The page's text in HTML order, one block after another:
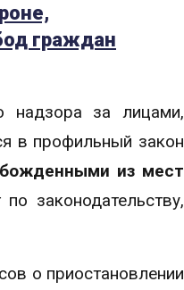
граждан
надзора за лицами,
в профильный закон
из мест
законодательству,
о приостановлении